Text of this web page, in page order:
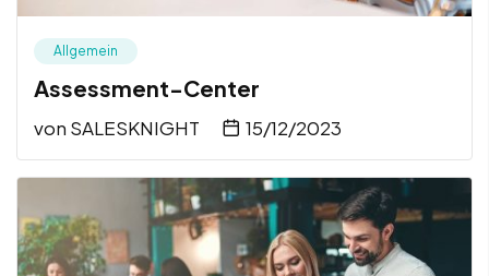
Allgemein
Assessment-Center
von SALESKNIGHT 15/12/2023